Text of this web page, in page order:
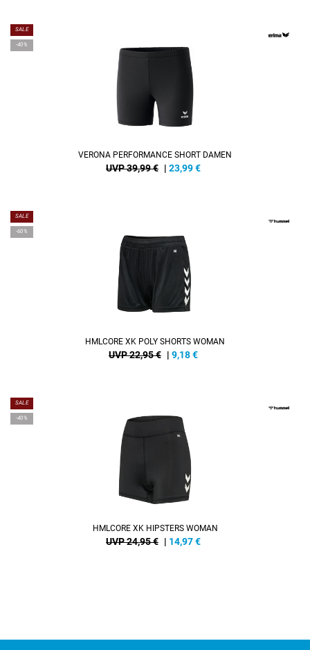
SALE
-40%
VERONA PERFORMANCE SHORT DAMEN
UVP 39,99 € | 23,99€
SALE
-60%
HMLCORE XK POLY SHORTS WOMAN
UVP 22,95 € | 9,18€
SALE
-40%
HMLCORE XK HIPSTERS WOMAN
UVP 24,95 € | 14,97€